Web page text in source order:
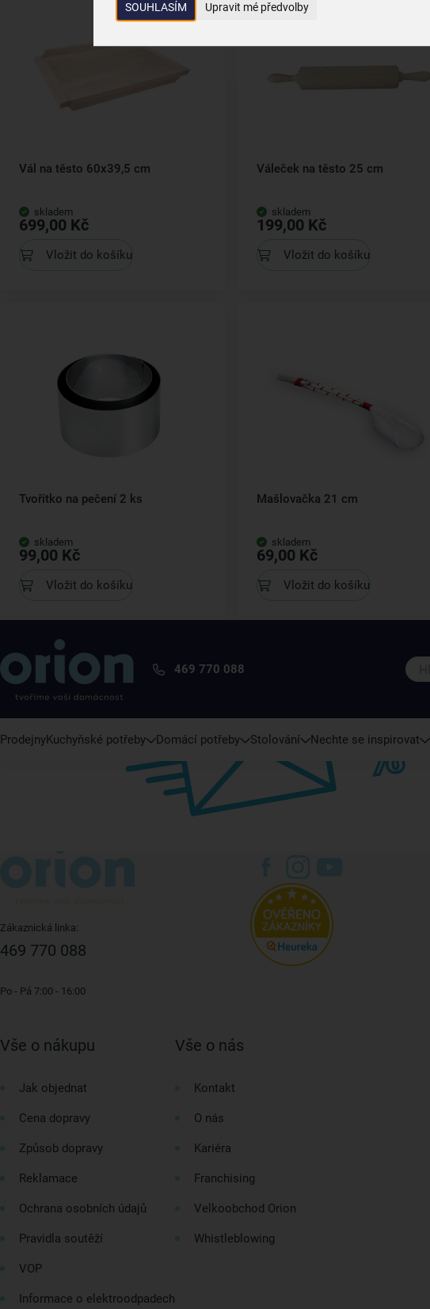
SOUHLASÍM Upravit mé předvolby
Vál na těsto 60x39,5 cm
skladem
699,00 Kč
Vložit do košíku
Váleček na těsto 25 cm
skladem
199,00 Kč
Vložit do košíku
Tvořítko na pečení 2 ks
skladem
99,00 Kč
Vložit do košíku
Mašlovačka 21 cm
skladem
69,00 Kč
Vložit do košíku
469 770 088
ProdejnyKuchyňské potřeby Domácí potřeby Stolování Nechte se inspirovat
Zákaznická linka:
469 770 088
Po - Pá 7:00 - 16:00
Vše o nákupu
Jak objednat
Cena dopravy
Způsob dopravy
Reklamace
Ochrana osobních údajů
Pravidla soutěží
VOP
Informace o elektroodpadech
Vše o nás
Kontakt
O nás
Kariéra
Franchising
Velkoobchod Orion
Whistleblowing